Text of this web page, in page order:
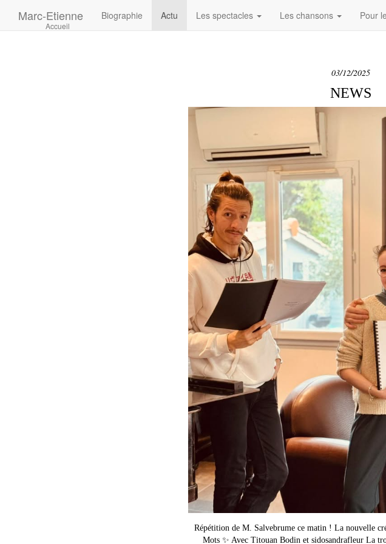
Marc-Etienne
Accueil
Biographie Actu Les spectacles Les chansons Pour
03/12/2025
NEWS
Répétition de M. Salvebrume ce matin ! La nouvelle
Mots ✨ Avec Titouan Bodin et sidosandrafleur La